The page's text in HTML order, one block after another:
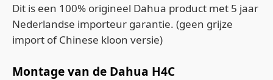
Dit is een 100% origineel Dahua product met 5 jaar
Nederlandse importeur garantie. (geen grijze
import of Chinese kloon versie)
Montage van de Dahua H4C